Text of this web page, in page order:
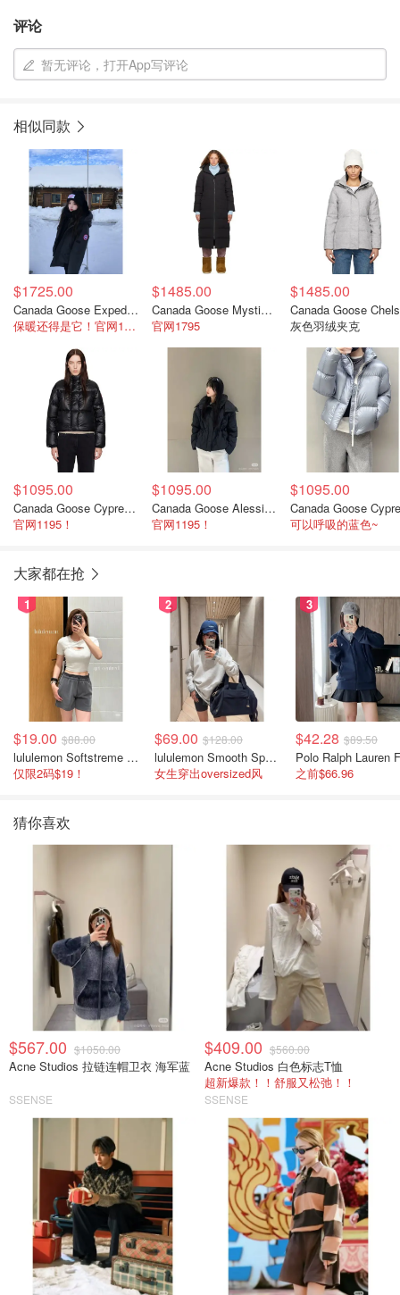
评论
暂无评论，打开App写评论
相似同款
$1725.00
Canada Goose Expedition 羽绒服 黑色
保暖还得是它！官网1995
$1485.00
Canada Goose Mystique 羽绒服 黑色
官网1795
$1485.00
Canada Goose
灰色羽绒夹克
$1095.00
Canada Goose Cypress 短款黑色羽绒夹克
官网1195！
$1095.00
Canada Goose Alessia 羽绒夹克 黑色
官网1195！
$1095.00
可以呼吸的蓝色~
大家都在抢
1
$19.00 $88.00
lululemon Softstreme 女士高腰短裤 10cm
仅限2码$19！
2
$69.00 $128.00
lululemon Smooth Spacer 经典卫衣
女生穿出oversized风
3
$42.28 $89.50
之前$66.96
猜你喜欢
$567.00 $1050.00
Acne Studios 拉链连帽卫衣 海军蓝
SSENSE
$409.00 $560.00
Acne Studios 白色标志T恤
超新爆款！！舒服又松弛！！
SSENSE